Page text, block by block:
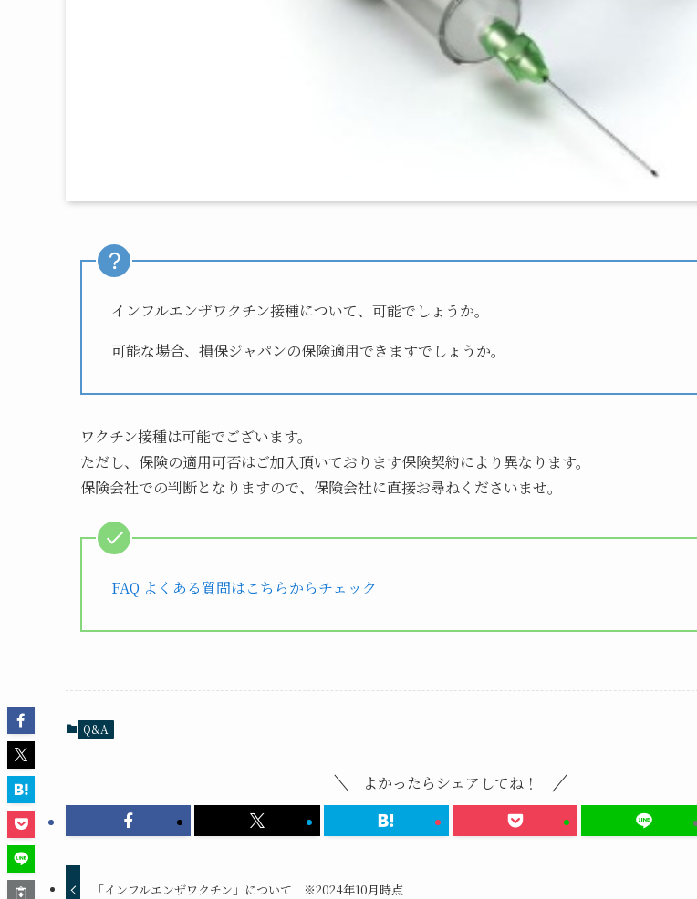
インフルエンザワクチン接種について、可能でしょうか。
可能な場合、損保ジャパンの保険適用できますでしょうか。
ワクチン接種は可能でございます。
ただし、保険の適用可否はご加入頂いております保険契約により異なります。
保険会社での判断となりますので、保険会社に直接お尋ねくださいませ。
FAQ よくある質問はこちらからチェック
Q&A
よかったらシェアしてね！
「インフルエンザワクチン」について ※2024年10月時点